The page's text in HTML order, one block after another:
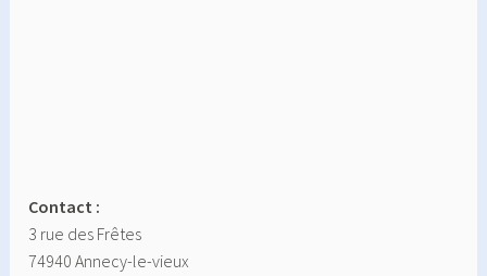
Contact :
3 rue des Frêtes
74940 Annecy-le-vieux